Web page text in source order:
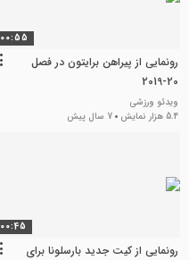
00:55
رونمایی از پیراهن برایتون در فصل
20-2019
ویدئو ورزشی
5.4 هزار نمایش
7 سال پیش
00:45
رونمایی از کیت جدید بارسلونا برای